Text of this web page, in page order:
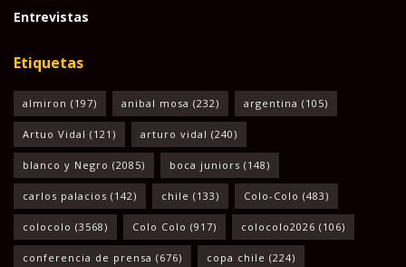
Entrevistas
Etiquetas
almiron (197) anibal mosa (232) argentina (105)
Artuo Vidal (121) arturo vidal (240)
blanco y Negro (2085) boca juniors (148)
carlos palacios (142) chile (133) Colo-Colo (483)
colocolo (3568) Colo Colo (917) colocolo2026 (106)
conferencia de prensa (676) copa chile (224)